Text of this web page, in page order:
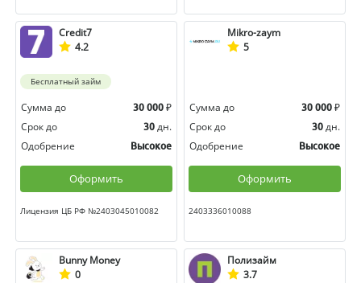
Credit7
4.2
Бесплатный займ
Сумма до 30 000 ₽
Срок до
30 дн.
Одобрение
Высокое
Оформить
Лицензия ЦБ РФ №2403045010082
Mikro-zaym
5
Сумма до 30 000 ₽
Срок до
30 дн.
Одобрение
Высокое
Оформить
2403336010088
Bunny Money
0
Полизайм
3.7